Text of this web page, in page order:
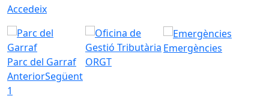
Accedeix
Parc del Garraf ORGT
Emergències
AnteriorSegüent
1